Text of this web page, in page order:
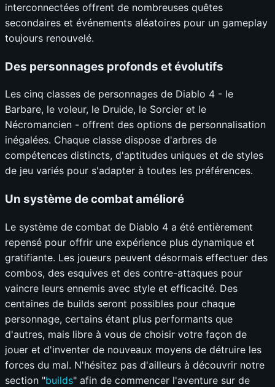
interconnectées offrent de nombreuses quêtes
secondaires et événements aléatoires pour un gameplay
toujours renouvelé.
Des personnages profonds et évolutifs
Les cinq classes de personnages de Diablo 4 - le
Barbare, le voleur, le Druide, le Sorcier et le
Nécromancien - offrent des options de personnalisation
inégalées. Chaque classe dispose d'arbres de
compétences distincts, d'aptitudes uniques et de styles
de jeu variés pour s'adapter à toutes les préférences.
Un système de combat amélioré
Le système de combat de Diablo 4 a été entièrement
repensé pour offrir une expérience plus dynamique et
gratifiante. Les joueurs peuvent désormais effectuer des
combos, des esquives et des contre-attaques pour
vaincre leurs ennemis avec style et efficacité. Des
centaines de builds seront possibles pour chaque
personnage, certains étant plus performants que
d'autres, mais libre à vous de choisir votre façon de
jouer et d'inventer de nouveaux moyens de détruire les
forces du mal. N'hésitez pas d'ailleurs à découvrir notre
section "builds" afin de commencer l'aventure sur de